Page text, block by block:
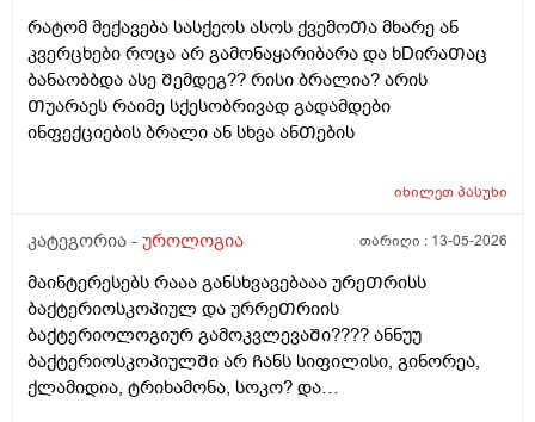
კავᲨირᲨი
რატომ მექავება სასქეოს ასოს ქვემოᲗა მხარე ან
კვერცხები როცა არ გამონაყარიბარა და ხDირაᲗაც
ბანაობბდა ასე Შემდეგ?? რისი ბრალია? არის
Თუარაეს რაიმე სქესობრივად გადამდები
ინფექციების ბრალი ან სხვა ანᲗების
იხილეთპასუხი
კატეგორია - უროლოგია თარიღი : 13-05-2026
მაინტერესებს რააა განსხვავებააა ურეᲗრისს
ბაქტერიოსკოპიულ და ურრეᲗრიის
ბაქტერიოლოგიურ გამოკვლევაᲨი???? ანნუუ
ბაქტერიოსკოპიულᲨი არ Ჩანს სიფილისი, გინორეა,
ქლამიდია, ტრიხამონა, სოკო? და